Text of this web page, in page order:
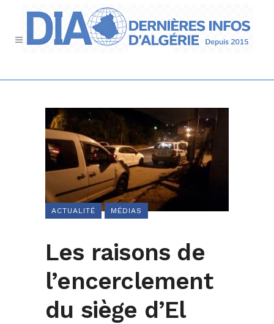
ACTUALITÉ MÉDIAS
Les raisons de
l’encerclement
du siège d’El